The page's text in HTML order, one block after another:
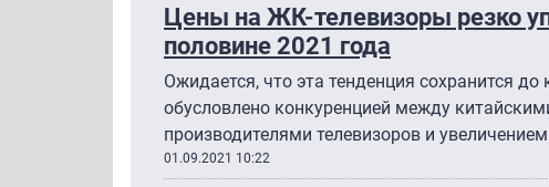
Цены на ЖК-телевизоры резко
половине 2021 года
Ожидается, что эта тенденция сохранится
обусловлено конкуренцией между
производителями телевизоров и
01.09.2021 10:22